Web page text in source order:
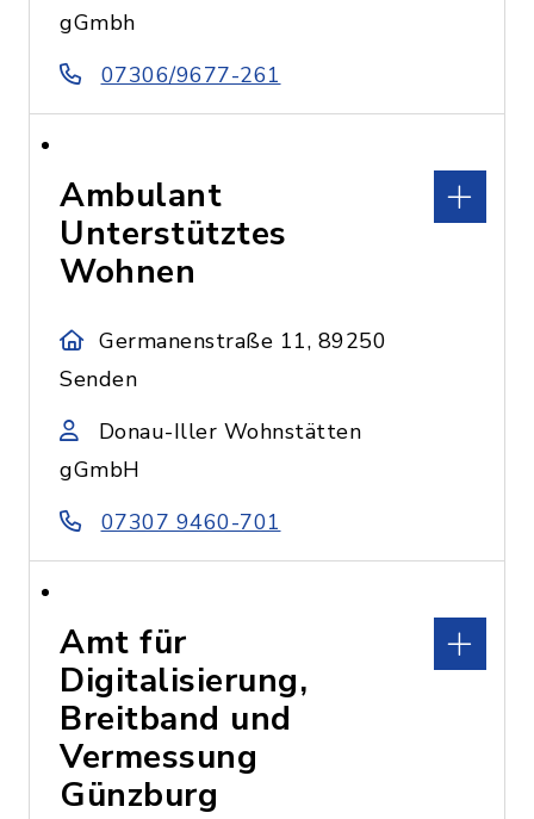
gGmbh
07306/9677-261
Ambulant
Unterstütztes
Wohnen
Germanenstraße 11, 89250
Senden
Donau-Iller Wohnstätten
gGmbH
07307 9460-701
Amt für
Digitalisierung,
Breitband und
Vermessung
Günzburg